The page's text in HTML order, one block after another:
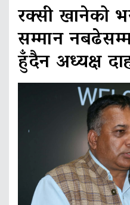
रक्सी खानेको
सम्मान
हुँदैन अध्यक्ष